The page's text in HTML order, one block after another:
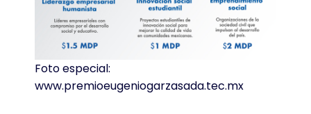
Foto especial:
www.premioeugeniogarzasada.tec.mx